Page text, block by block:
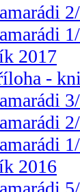
2017
-
2016